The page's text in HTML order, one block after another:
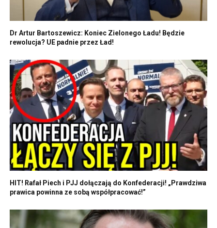
Dr Artur Bartoszewicz: Koniec Zielonego Ładu! Będzie
rewolucja? UE padnie przez Ład!
HIT! Rafał Piech i PJJ dołączają do Konfederacji! „Prawdziwa
prawica powinna ze sobą współpracować!”